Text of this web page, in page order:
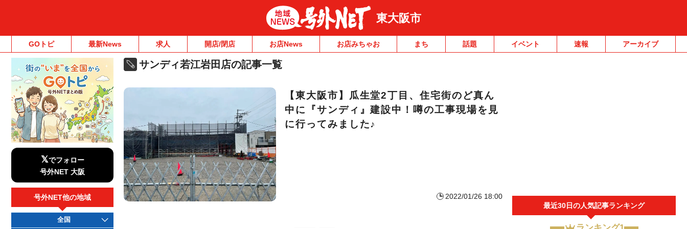
東大阪市
GOトピ 最新News 求人 開店/閉店 お店News お店みちゃお まち 話題 イベント 速報 アーカイブ
サンディ若江岩田店の記事一覧
【東大阪市】瓜生堂2丁目、住宅街のど真ん
中に『サンディ』建設中！噂の工事現場を見
に行ってみました♪
2022/01/26 18:00
最近30日の人気記事ランキング
𝕏でフォロー
号外NET 大阪
号外NET他の地域
全国